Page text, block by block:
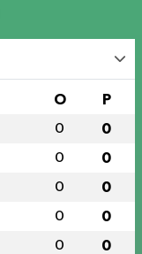
O P
0 0
0 0
0 0
0 0
0 0